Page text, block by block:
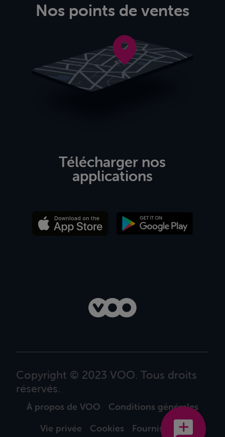
Nos points de ventes
Télécharger nos
applications
Copyright © 2023 VOO. Tous droits
réservés.
À propos de VOO
Conditions générales
Vie privée
Cookies Fournisseurs